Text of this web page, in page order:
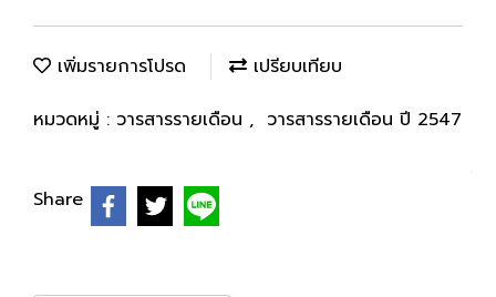
เพิ่มรายการโปรด
เปรียบเทียบ
หมวดหมู่ : วารสารรายเดือน , วารสารรายเดือน ปี 2547
Share